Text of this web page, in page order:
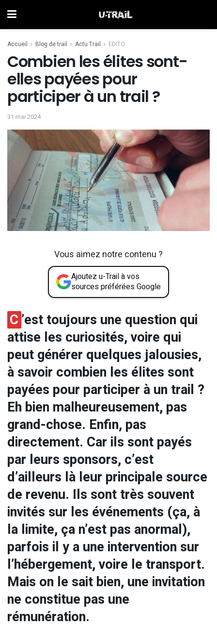
Accueil Blog de trail Actu Trail EDITO
Combien les élites sont-
elles payées pour
participer à un trail ?
31 mai 2024
Vous aimez notre contenu ?
Ajoutez u-Trail à vos
sources préférées Google
C ’est toujours une question qui
attise les curiosités, voire qui
peut générer quelques jalousies,
à savoir combien les élites sont
payées pour participer à un trail ?
Eh bien malheureusement, pas
grand-chose. Enfin, pas
directement. Car ils sont payés
par leurs sponsors, c’est
d’ailleurs là leur principale source
de revenu. Ils sont très souvent
invités sur les événements (ça, à
la limite, ça n’est pas anormal),
parfois il y a une intervention sur
l’hébergement, voire le transport.
Mais on le sait bien, une invitation
ne constitue pas une
rémunération.